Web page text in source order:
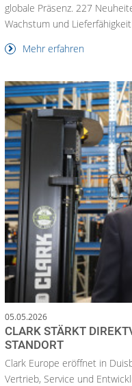
globale Präsenz. 227
Wachstum und
Mehr erfahren
05.05.2026
CLARK STÄRKT
STANDORT
Clark Europe eröffnet in
Vertrieb, Service und